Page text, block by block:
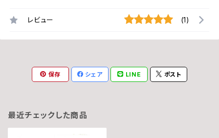
レビュー (1)
保存 シェア LINE ポスト
最近チェックした商品